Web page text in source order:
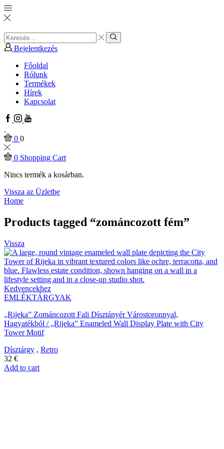
Search
input
Search
Bejelentkezés
Főoldal
Rólunk
Termékek
Hírek
Kapcsolat
Facebook
Instagram
Youtube
0 0
0 Shopping Cart
Nincs termék a kosárban.
Vissza az Üzletbe
Home
Products tagged “zománcozott fém”
Vissza
Kedvencekhez
EMLÉKTÁRGYAK
„Rijeka” Zománcozott Fali Dísztányér Várostoronnyal,
Hagyatékból / „Rijeka” Enameled Wall Display Plate with City
Tower Motif
Dísztárgy , Retro
32 €
Add to cart